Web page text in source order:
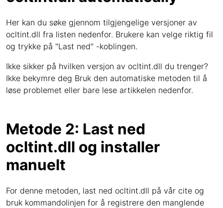
Her kan du søke gjennom tilgjengelige versjoner av
ocltint.dll fra listen nedenfor. Brukere kan velge riktig fil
og trykke på "Last ned" -koblingen.
Ikke sikker på hvilken versjon av ocltint.dll du trenger?
Ikke bekymre deg Bruk den automatiske metoden til å
løse problemet eller bare lese artikkelen nedenfor.
Metode 2: Last ned
ocltint.dll og installer
manuelt
For denne metoden, last ned ocltint.dll på vår cite og
bruk kommandolinjen for å registrere den manglende